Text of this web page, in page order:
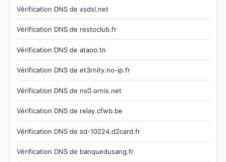
Vérification DNS de xsdsl.net
Vérification DNS de restoclub.fr
Vérification DNS de ataoo.tn
Vérification DNS de et3rnity.no-ip.fr
Vérification DNS de ns0.ornis.net
Vérification DNS de relay.cfwb.be
Vérification DNS de sd-10224.d2card.fr
Vérification DNS de banquedusang.fr